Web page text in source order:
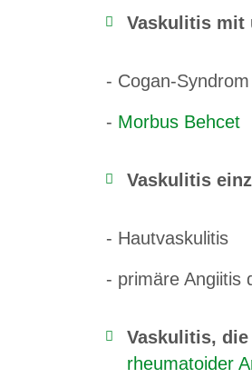
Vaskulitis mit
- Cogan-Syndrom
- Morbus Behcet
Vaskulitis
- Hautvaskulitis
- primäre Angiitis
Vaskulitis,
rheumatoider